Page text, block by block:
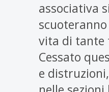
associativa
vita di tante
Cessato
e